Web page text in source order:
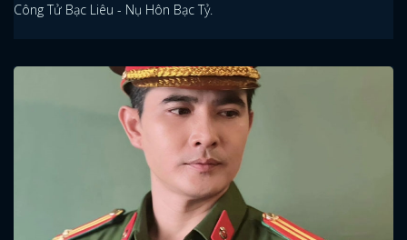
Công Tử Bạc Liêu - Nụ Hôn Bạc Tỷ.